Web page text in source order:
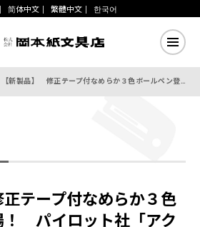
简体中文 繁體中文 한국어
【新製品】 修正テープ付なめらか３色ボールペン登場！ パイロット社「アクロボール ホワイトライン」
テープ付なめらか３色
！ パイロット社「アク